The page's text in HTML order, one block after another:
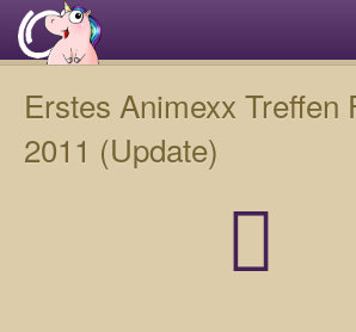
Erstes Animexx Treffen
2011 (Update)